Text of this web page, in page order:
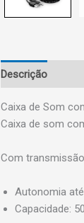
Descrição
Caixa de Som
Caixa de som
Com
Autonomia
Capacidade: